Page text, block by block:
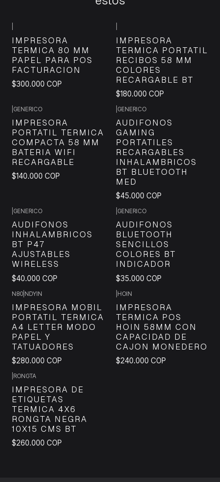
IMPRESORA
TERMICA 80 MM
PAPEL PARA POS
FACTURACION
$300.000 COP
IMPRESORA
TERMICA PORTATIL
RECIBOS 58 MM
COLORES
RECARGABLE BT
$180.000 COP
GENERICO
IMPRESORA
PORTATIL TERMICA
COMPACTA 58 MM
BATERIA WIFI
RECARGABLE
$140.000 COP
GENERICO
AUDIFONOS
GAMING
PORTATILES
RECARGABLES
INHALAMBRICOS
BT BLUETOOTH
MED
$45.000 COP
GENERICO
AUDIFONOS
INHALAMBRICOS
BT P47
AJUSTABLES
WIRELESS
$40.000 COP
GENERICO
AUDIFONOS
BLUETOOTH
SENCILLOS
COLORES BT
INDICADOR
$35.000 COP
N80 NDYIN
IMPRESORA MOBIL
PORTATIL TERMICA
A4 LETTER MODO
PAPEL Y
TATUADORES
$280.000 COP
HOIN
IMPRESORA
TERMICA POS
HOIN 58MM CON
CAPACIDAD DE
CAJON MONEDERO
$240.000 COP
RONGTA
IMPRESORA DE
ETIQUETAS
TERMICA 4X6
RONGTA NEGRA
10X15 CMS BT
$260.000 COP